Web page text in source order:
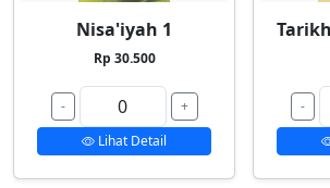
Nisa'iyah 1
Rp 30.500
-
+
Lihat Detail
-